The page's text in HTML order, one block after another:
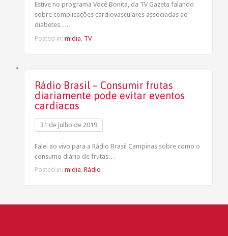
Estive no programa Você Bonita, da TV Gazeta falando
sobre complicações cardiovasculares associadas ao
diabetes….
Posted in: midia TV
Rádio Brasil – Consumir frutas
diariamente pode evitar eventos
cardíacos
31 de julho de 2019
Falei ao vivo para a Rádio Brasil Campinas sobre como o
consumo diário de frutas…
Posted in: midia, Rádio